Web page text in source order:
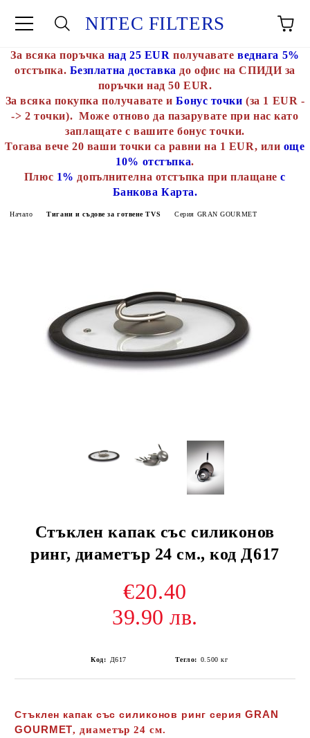
NITEC FILTERS
За всяка поръчка над 25 EUR получавате веднага 5%
отстъпка. Безплатна доставка до офис на СПИДИ за
поръчки над 50 EUR.
За всяка покупка получавате иБонус точки (за 1 EUR -
-> 2 точки). Може отново да пазарувате при нас като
заплащате с вашите бонус точки.
Тогава вече 20 ваши точки са равни на 1 EUR, или още
10% отстъпка.
Плюс 1% допълнителна отстъпка при плащанес
Банкова Карта.
Начало Тигани и съдове за готвене TVS Серия GRAN GOURMET
Стъклен капак със силиконов
ринг, диаметър 24 см., код Д617
€20.40
39.90 лв.
Код: Д617 Тегло: 0.500 кг
Стъклен капак със силиконов ринг серияGRAN
GOURMET, диаметър 24 см.